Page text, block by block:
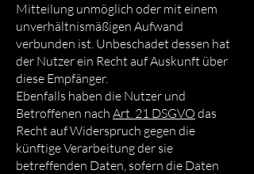
Mitteilung unmöglich oder mit einem
unverhältnismäßigen Aufwand
verbunden ist. Unbeschadet dessen hat
der Nutzer ein Recht auf Auskunft über
diese Empfänger.
Ebenfalls haben die Nutzer und
Betroffenen nach Art. 21 DSGVO das
Recht auf Widerspruch gegen die
künftige Verarbeitung der sie
betreffenden Daten, sofern die Daten